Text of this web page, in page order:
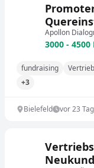
Woche
Apollon
3000 -
fundraising Vertrieb
+3
Bielefeld vor 23